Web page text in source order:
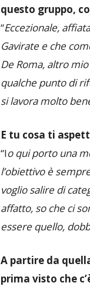
questo gruppo,
“Eccezionale,
Gavirate e che
De Roma, altro
qualche punto di
si lavora molto
E tu cosa ti
“Io qui porto una
l’obiettivo è
voglio salire di
affatto, so che ci
essere quello,
A partire da
prima visto che